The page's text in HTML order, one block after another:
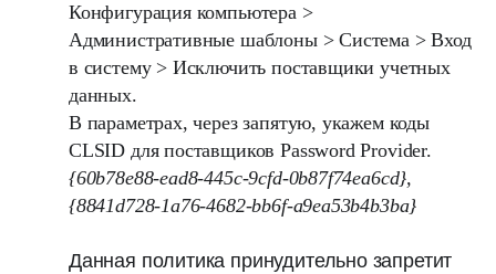
Конфигурация компьютера >
Административные шаблоны > Система > Вход
в систему > Исключить поставщики учетных
данных.
В параметрах, через запятую, укажем коды
CLSID для поставщиков Password Provider.
{60b78e88-ead8-445c-9cfd-0b87f74ea6cd},
{8841d728-1a76-4682-bb6f-a9ea53b4b3ba}
Данная политика принудительно запретит